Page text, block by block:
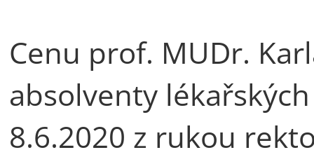
Cenu prof. MUDr.
absolventy
8.6.2020 z rukou